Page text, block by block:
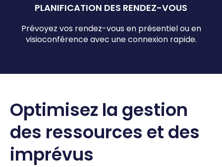
PLANIFICATION DES RENDEZ-VOUS
Prévoyez vos rendez-vous en présentiel ou en
visioconférence avec une connexion rapide.
Optimisez la gestion
des ressources et des
imprévus